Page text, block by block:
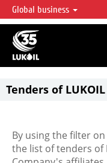
LUKOIL OVERVIEW
LUKOIL is one of the largest
accounting for over 2% of
reserves globally.
Global business
Tenders of
By using the filter
the list of tenders of